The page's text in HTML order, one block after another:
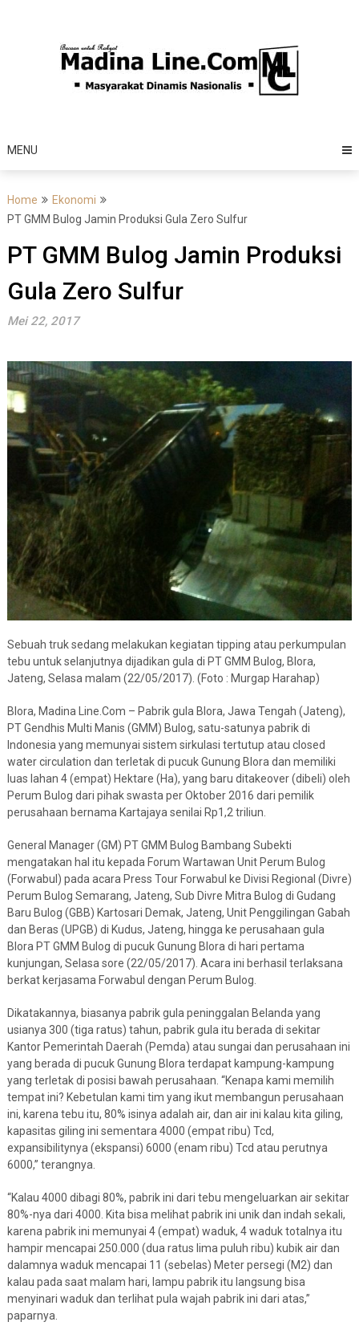
MENU
Home
Ekonomi
PT GMM Bulog Jamin Produksi Gula Zero Sulfur
PT GMM Bulog Jamin Produksi
Gula Zero Sulfur
Mei 22, 2017
Sebuah truk sedang melakukan kegiatan tipping atau perkumpulan
tebu untuk selanjutnya dijadikan gula di PT GMM Bulog, Blora,
Jateng, Selasa malam (22/05/2017). (Foto : Murgap Harahap)
Blora, Madina Line.Com – Pabrik gula Blora, Jawa Tengah (Jateng),
PT Gendhis Multi Manis (GMM) Bulog, satu-satunya pabrik di
Indonesia yang memunyai sistem sirkulasi tertutup atau closed
water circulation dan terletak di pucuk Gunung Blora dan memiliki
luas lahan 4 (empat) Hektare (Ha), yang baru ditakeover (dibeli) oleh
Perum Bulog dari pihak swasta per Oktober 2016 dari pemilik
perusahaan bernama Kartajaya senilai Rp1,2 triliun.
General Manager (GM) PT GMM Bulog Bambang Subekti
mengatakan hal itu kepada Forum Wartawan Unit Perum Bulog
(Forwabul) pada acara Press Tour Forwabul ke Divisi Regional (Divre)
Perum Bulog Semarang, Jateng, Sub Divre Mitra Bulog di Gudang
Baru Bulog (GBB) Kartosari Demak, Jateng, Unit Penggilingan Gabah
dan Beras (UPGB) di Kudus, Jateng, hingga ke perusahaan gula
Blora PT GMM Bulog di pucuk Gunung Blora di hari pertama
kunjungan, Selasa sore (22/05/2017). Acara ini berhasil terlaksana
berkat kerjasama Forwabul dengan Perum Bulog.
Dikatakannya, biasanya pabrik gula peninggalan Belanda yang
usianya 300 (tiga ratus) tahun, pabrik gula itu berada di sekitar
Kantor Pemerintah Daerah (Pemda) atau sungai dan perusahaan ini
yang berada di pucuk Gunung Blora terdapat kampung-kampung
yang terletak di posisi bawah perusahaan. “Kenapa kami memilih
tempat ini? Kebetulan kami tim yang ikut membangun perusahaan
ini, karena tebu itu, 80% isinya adalah air, dan air ini kalau kita giling,
kapasitas giling ini sementara 4000 (empat ribu) Tcd,
expansibilitynya (ekspansi) 6000 (enam ribu) Tcd atau perutnya
6000,” terangnya.
“Kalau 4000 dibagi 80%, pabrik ini dari tebu mengeluarkan air sekitar
80%-nya dari 4000. Kita bisa melihat pabrik ini unik dan indah sekali,
karena pabrik ini memunyai 4 (empat) waduk, 4 waduk totalnya itu
hampir mencapai 250.000 (dua ratus lima puluh ribu) kubik air dan
dalamnya waduk mencapai 11 (sebelas) Meter persegi (M2) dan
kalau pada saat malam hari, lampu pabrik itu langsung bisa
menyinari waduk dan terlihat pula wajah pabrik ini dari atas,”
paparnya.